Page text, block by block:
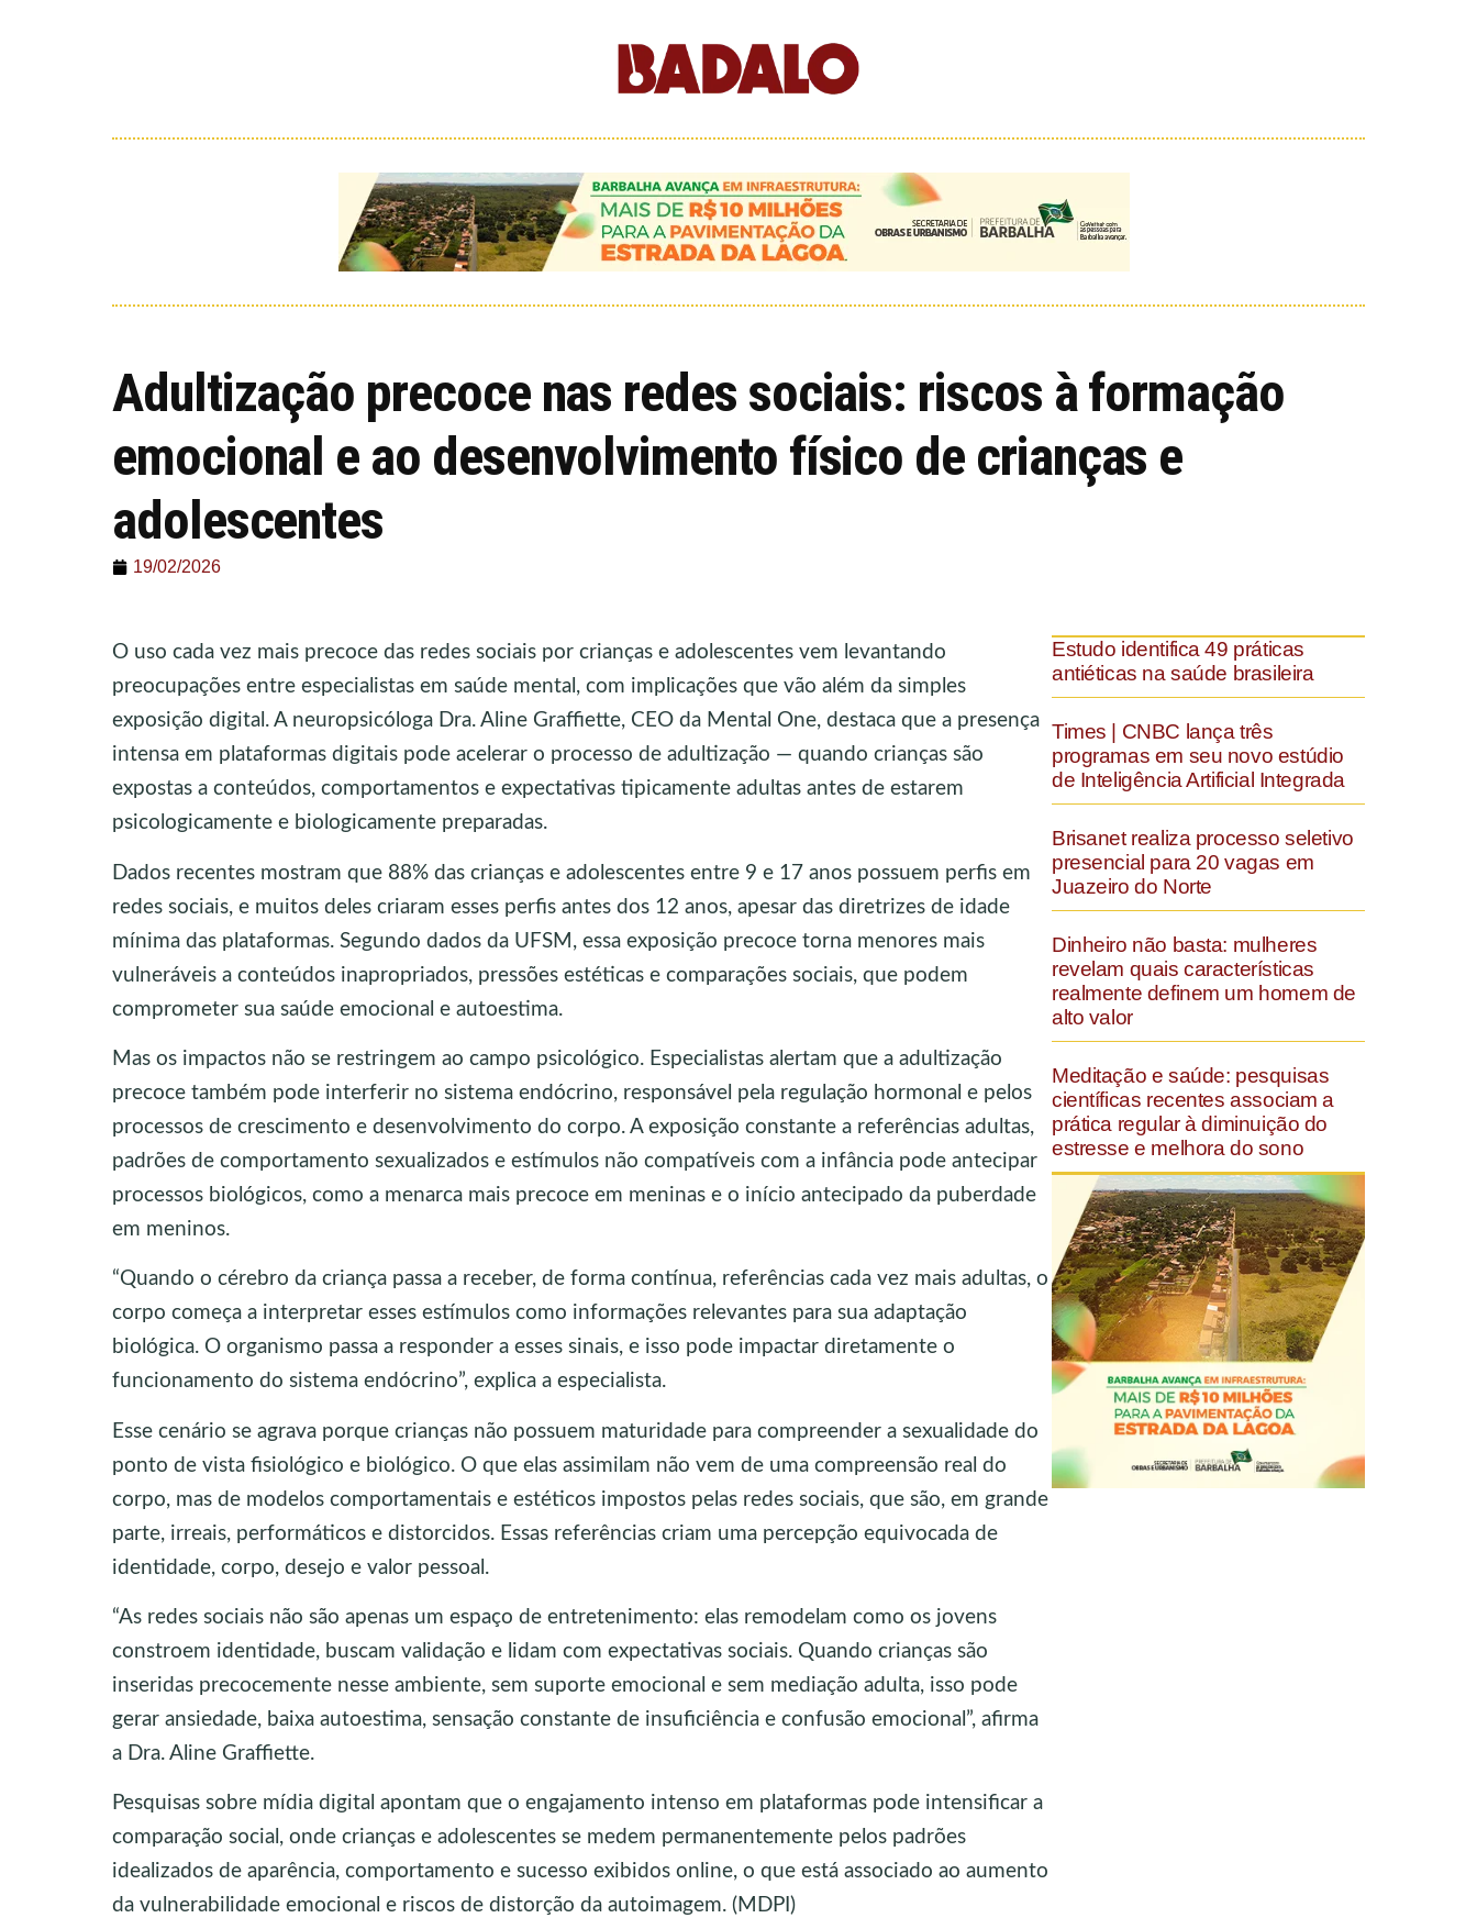
Adultização precoce nas redes sociais: riscos à formação
emocional e ao desenvolvimento físico de crianças e
adolescentes
19/02/2026
O uso cada vez mais precoce das redes sociais por crianças e adolescentes vem levantando
preocupações entre especialistas em saúde mental, com implicações que vão além da simples
exposição digital. A neuropsicóloga Dra. Aline Graffiette, CEO da Mental One, destaca que a presença
intensa em plataformas digitais pode acelerar o processo de adultização — quando crianças são
expostas a conteúdos, comportamentos e expectativas tipicamente adultas antes de estarem
psicologicamente e biologicamente preparadas.
Dados recentes mostram que 88% das crianças e adolescentes entre 9 e 17 anos possuem perfis em
redes sociais, e muitos deles criaram esses perfis antes dos 12 anos, apesar das diretrizes de idade
mínima das plataformas. Segundo dados da UFSM, essa exposição precoce torna menores mais
vulneráveis a conteúdos inapropriados, pressões estéticas e comparações sociais, que podem
comprometer sua saúde emocional e autoestima.
Mas os impactos não se restringem ao campo psicológico. Especialistas alertam que a adultização
precoce também pode interferir no sistema endócrino, responsável pela regulação hormonal e pelos
processos de crescimento e desenvolvimento do corpo. A exposição constante a referências adultas,
padrões de comportamento sexualizados e estímulos não compatíveis com a infância pode antecipar
processos biológicos, como a menarca mais precoce em meninas e o início antecipado da puberdade
em meninos.
“Quando o cérebro da criança passa a receber, de forma contínua, referências cada vez mais adultas, o
corpo começa a interpretar esses estímulos como informações relevantes para sua adaptação
biológica. O organismo passa a responder a esses sinais, e isso pode impactar diretamente o
funcionamento do sistema endócrino”, explica a especialista.
Esse cenário se agrava porque crianças não possuem maturidade para compreender a sexualidade do
ponto de vista fisiológico e biológico. O que elas assimilam não vem de uma compreensão real do
corpo, mas de modelos comportamentais e estéticos impostos pelas redes sociais, que são, em grande
parte, irreais, performáticos e distorcidos. Essas referências criam uma percepção equivocada de
identidade, corpo, desejo e valor pessoal.
“As redes sociais não são apenas um espaço de entretenimento: elas remodelam como os jovens
constroem identidade, buscam validação e lidam com expectativas sociais. Quando crianças são
inseridas precocemente nesse ambiente, sem suporte emocional e sem mediação adulta, isso pode
gerar ansiedade, baixa autoestima, sensação constante de insuficiência e confusão emocional”, afirma
a Dra. Aline Graffiette.
Pesquisas sobre mídia digital apontam que o engajamento intenso em plataformas pode intensificar a
comparação social, onde crianças e adolescentes se medem permanentemente pelos padrões
idealizados de aparência, comportamento e sucesso exibidos online, o que está associado ao aumento
da vulnerabilidade emocional e riscos de distorção da autoimagem. (MDPI)
Estudo identifica 49 práticas
antiéticas na saúde brasileira
Times | CNBC lança três
programas em seu novo estúdio
de Inteligência Artificial Integrada
Brisanet realiza processo seletivo
presencial para 20 vagas em
Juazeiro do Norte
Dinheiro não basta: mulheres
revelam quais características
realmente definem um homem de
alto valor
Meditação e saúde: pesquisas
científicas recentes associam a
prática regular à diminuição do
estresse e melhora do sono